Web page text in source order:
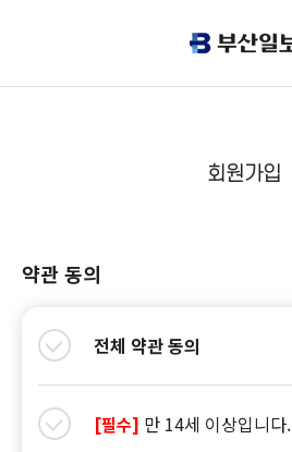
회원가입
약관 동의
전체 약관 동의
[필수] 만 14세 이상입니다.